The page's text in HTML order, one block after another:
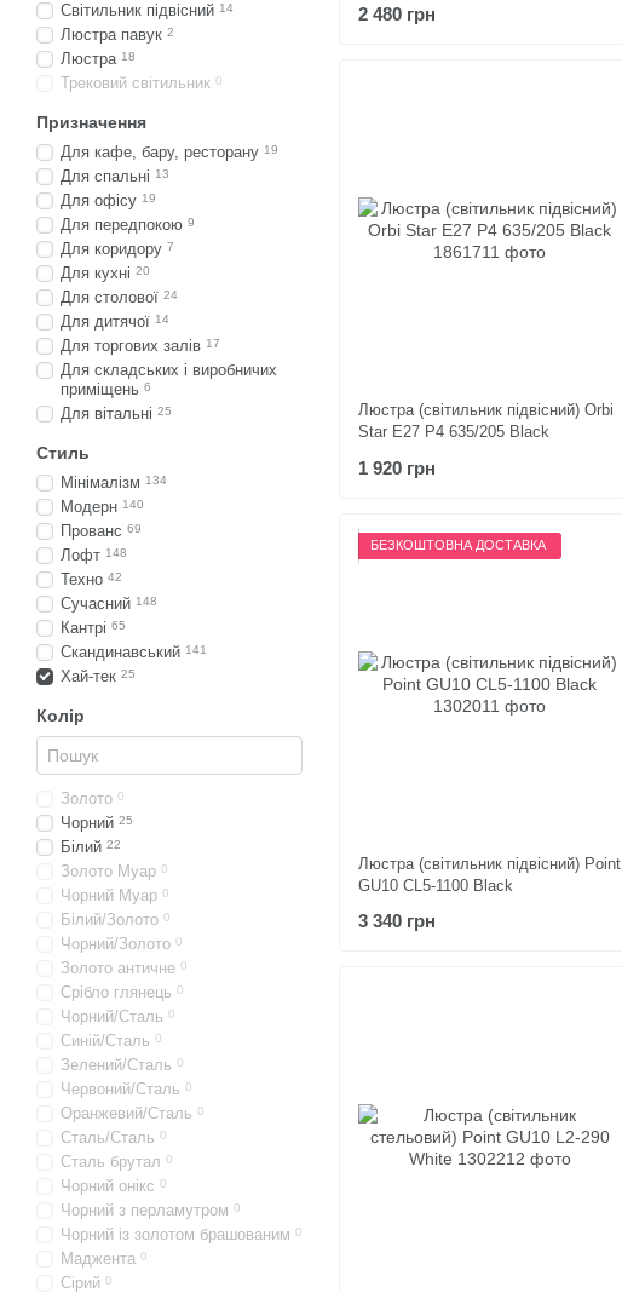
2 480 грн
Люстра (світильник підвісний) Orbi
Star Е27 P4 635/205 Black
1 920 грн
БЕЗКОШТОВНА ДОСТАВКА
Люстра (світильник підвісний) Point
GU10 СL5-1100 Black
3 340 грн
Світильник підвісний 14
Люстра павук 2
Люстра 18
Трековий світильник 0
Призначення
Для кафе, бару, ресторану 19
Для спальні 13
Для офісу 19
Для передпокою 9
Для коридору 7
Для кухні 20
Для столової 24
Для дитячої 14
Для торгових залів 17
Для складських і виробничих
приміщень 6
Для вітальні 25
Стиль
Мінімалізм 134
Модерн 140
Прованс 69
Лофт 148
Техно 42
Сучасний 148
Кантрі 65
Скандинавський 141
Хай-тек 25
Колір
Золото 0
Чорний 25
Білий 22
Золото Муар 0
Чорний Муар 0
Білий/Золото 0
Чорний/Золото 0
Золото античне 0
Срібло глянець 0
Чорний/Сталь 0
Синій/Сталь 0
Зелений/Сталь 0
Червоний/Сталь 0
Оранжевий/Сталь 0
Сталь/Сталь 0
Сталь брутал 0
Чорний онікс 0
Чорний з перламутром 0
Чорний із золотом брашованим 0
Маджента 0
Сірий 0